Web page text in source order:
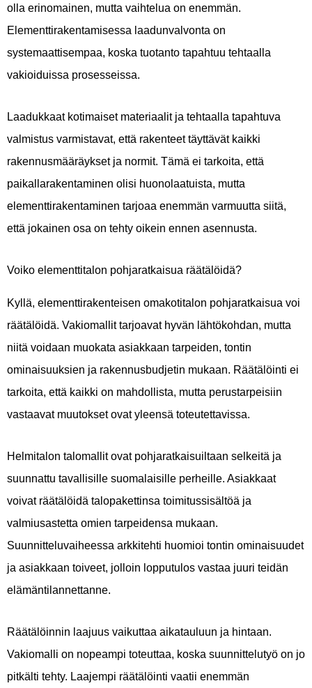
olla erinomainen, mutta vaihtelua on enemmän.
Elementtirakentamisessa laadunvalvonta on
systemaattisempaa, koska tuotanto tapahtuu tehtaalla
vakioiduissa prosesseissa.
Laadukkaat kotimaiset materiaalit ja tehtaalla tapahtuva
valmistus varmistavat, että rakenteet täyttävät kaikki
rakennusmääräykset ja normit. Tämä ei tarkoita, että
paikallarakentaminen olisi huonolaatuista, mutta
elementtirakentaminen tarjoaa enemmän varmuutta siitä,
että jokainen osa on tehty oikein ennen asennusta.
Voiko elementtitalon pohjaratkaisua räätälöidä?
Kyllä, elementtirakenteisen omakotitalon pohjaratkaisua voi
räätälöidä. Vakiomallit tarjoavat hyvän lähtökohdan, mutta
niitä voidaan muokata asiakkaan tarpeiden, tontin
ominaisuuksien ja rakennusbudjetin mukaan. Räätälöinti ei
tarkoita, että kaikki on mahdollista, mutta perustarpeisiin
vastaavat muutokset ovat yleensä toteutettavissa.
Helmitalon talomallit ovat pohjaratkaisuiltaan selkeitä ja
suunnattu tavallisille suomalaisille perheille. Asiakkaat
voivat räätälöidä talopakettinsa toimitussisältöä ja
valmiusastetta omien tarpeidensa mukaan.
Suunnitteluvaiheessa arkkitehti huomioi tontin ominaisuudet
ja asiakkaan toiveet, jolloin lopputulos vastaa juuri teidän
elämäntilannettanne.
Räätälöinnin laajuus vaikuttaa aikatauluun ja hintaan.
Vakiomalli on nopeampi toteuttaa, koska suunnittelutyö on jo
pitkälti tehty. Laajempi räätälöinti vaatii enemmän